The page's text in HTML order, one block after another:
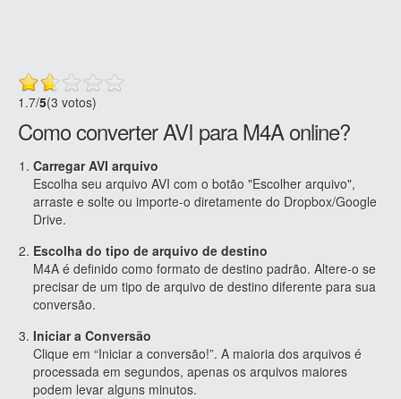
1.7/5(3 votos)
Como converter AVI para M4A online?
Carregar AVI arquivo
Escolha seu arquivo AVI com o botão "Escolher arquivo",
arraste e solte ou importe-o diretamente do Dropbox/Google
Drive.
Escolha do tipo de arquivo de destino
M4A é definido como formato de destino padrão. Altere-o se
precisar de um tipo de arquivo de destino diferente para sua
conversão.
Iniciar a Conversão
Clique em “Iniciar a conversão!”. A maioria dos arquivos é
processada em segundos, apenas os arquivos maiores
podem levar alguns minutos.